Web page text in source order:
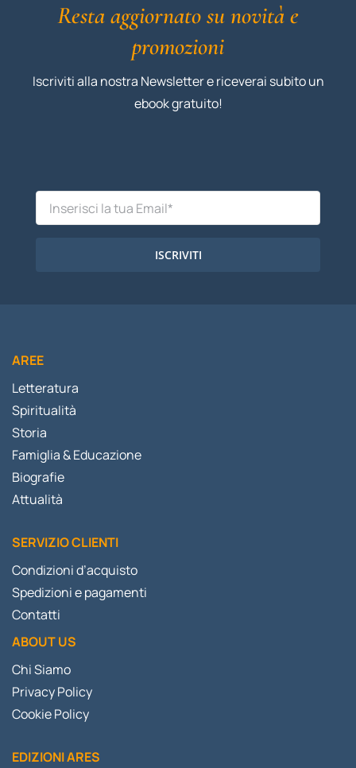
Resta aggiornato su novità e
promozioni
Iscriviti alla nostra Newsletter e riceverai subito un
ebook gratuito!
ISCRIVITI
AREE
Letteratura
Spiritualità
Storia
Famiglia & Educazione
Biografie
Attualità
SERVIZIO CLIENTI
Condizioni d’acquisto
Spedizioni e pagamenti
Contatti
ABOUT US
Chi Siamo
Privacy Policy
Cookie Policy
EDIZIONI ARES